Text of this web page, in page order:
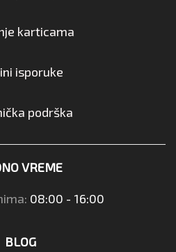
karticama
isporuke
podrška
VREME
08:00 - 16:00
BLOG